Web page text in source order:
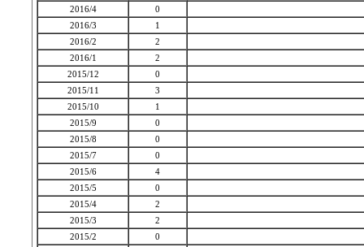
2016/4
0
2016/3
1
2016/2
2
2016/1
2
2015/12
0
2015/11
3
2015/10
1
2015/9
0
2015/8
0
2015/7
0
2015/6
4
2015/5
0
2015/4
2
2015/3
2
2015/2
0